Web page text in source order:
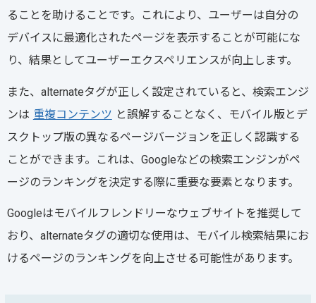
ることを助けることです。これにより、ユーザーは自分の
デバイスに最適化されたページを表示することが可能にな
り、結果としてユーザーエクスペリエンスが向上します。
また、alternateタグが正しく設定されていると、検索エンジ
ンは 重複コンテンツ と誤解することなく、モバイル版とデ
スクトップ版の異なるページバージョンを正しく認識する
ことができます。これは、Googleなどの検索エンジンがペ
ージのランキングを決定する際に重要な要素となります。
Googleはモバイルフレンドリーなウェブサイトを推奨して
おり、alternateタグの適切な使用は、モバイル検索結果にお
けるページのランキングを向上させる可能性があります。